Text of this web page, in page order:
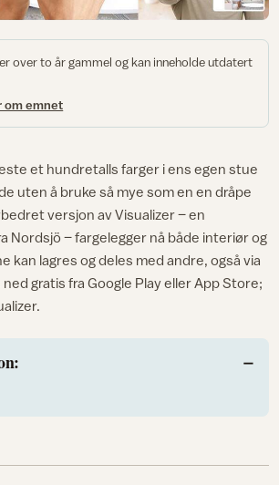
over to år gammel og kan inneholde utdatert
om emnet
et hundretalls farger i ens egen stue
uten å bruke så mye som en en dråpe
versjon av Visualizer – en
Nordsjö – fargelegger nå både interiør og
kan lagres og deles med andre, også via
gratis fra Google Play eller App Store;